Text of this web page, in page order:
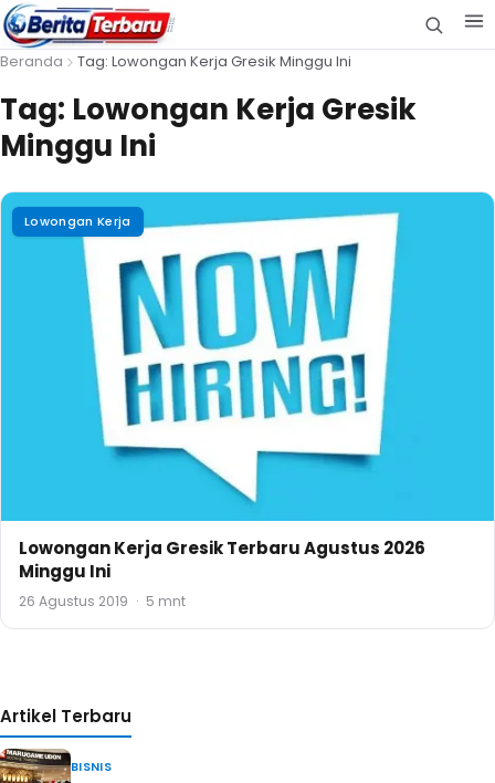
Beranda Tag: Lowongan Kerja Gresik Minggu Ini
Tag: Lowongan Kerja Gresik
Minggu Ini
Lowongan Kerja
Lowongan Kerja Gresik Terbaru Agustus 2026
Minggu Ini
26 Agustus 2019 · 5 mnt
Artikel Terbaru
BISNIS